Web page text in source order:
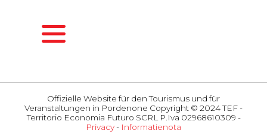
SAISONFÜHRER
Frühling
Offizielle Website für den Tourismus und für
Veranstaltungen in Pordenone Copyright © 2024 TEF -
Territorio Economia Futuro SCRL P.Iva 02968610309 -
Privacy - Informatienota